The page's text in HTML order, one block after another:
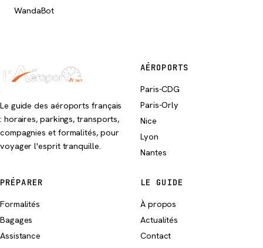
WandaBot
Le guide des aéroports français
: horaires, parkings, transports,
compagnies et formalités, pour
voyager l'esprit tranquille.
AÉROPORTS
Paris-CDG
Paris-Orly
Nice
Lyon
Nantes
PRÉPARER
Formalités
Bagages
Assistance
LE GUIDE
À propos
Actualités
Contact